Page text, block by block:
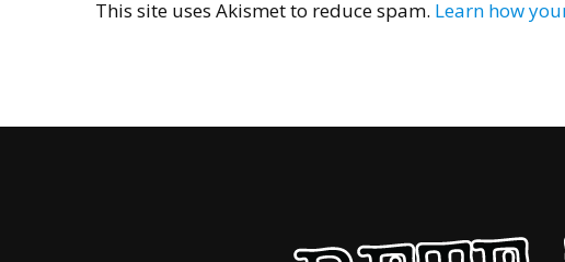
This site uses Akismet to reduce spam. Learn how